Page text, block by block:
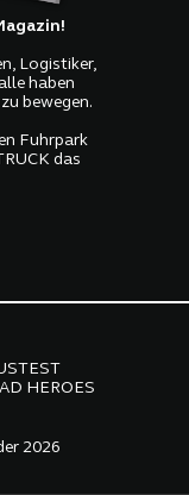
Logistiker,
haben
bewegen.
Fuhrpark
das
TEST
HEROES
2026